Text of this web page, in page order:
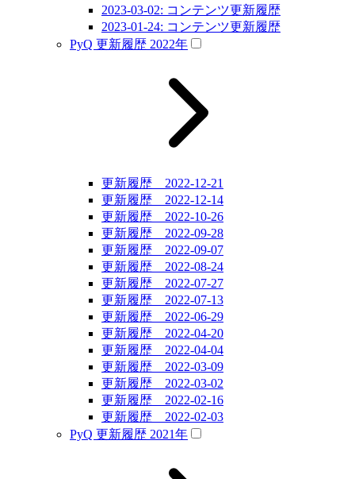
2023-03-02: コンテンツ更新履歴
2023-01-24: コンテンツ更新履歴
PyQ 更新履歴 2022年
更新履歴 2022-12-21
更新履歴 2022-12-14
更新履歴 2022-10-26
更新履歴 2022-09-28
更新履歴 2022-09-07
更新履歴 2022-08-24
更新履歴 2022-07-27
更新履歴 2022-07-13
更新履歴 2022-06-29
更新履歴 2022-04-20
更新履歴 2022-04-04
更新履歴 2022-03-09
更新履歴 2022-03-02
更新履歴 2022-02-16
更新履歴 2022-02-03
PyQ 更新履歴 2021年